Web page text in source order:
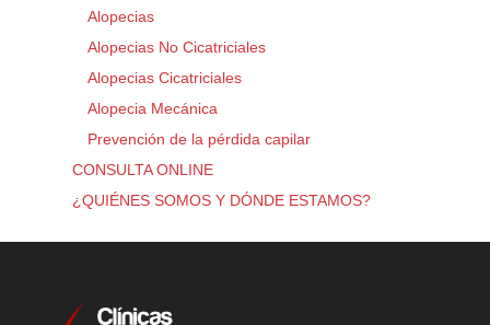
Alopecias
Alopecias No Cicatriciales
Alopecias Cicatriciales
Alopecia Mecánica
Prevención de la pérdida capilar
CONSULTA ONLINE
¿QUIÉNES SOMOS Y DÓNDE ESTAMOS?